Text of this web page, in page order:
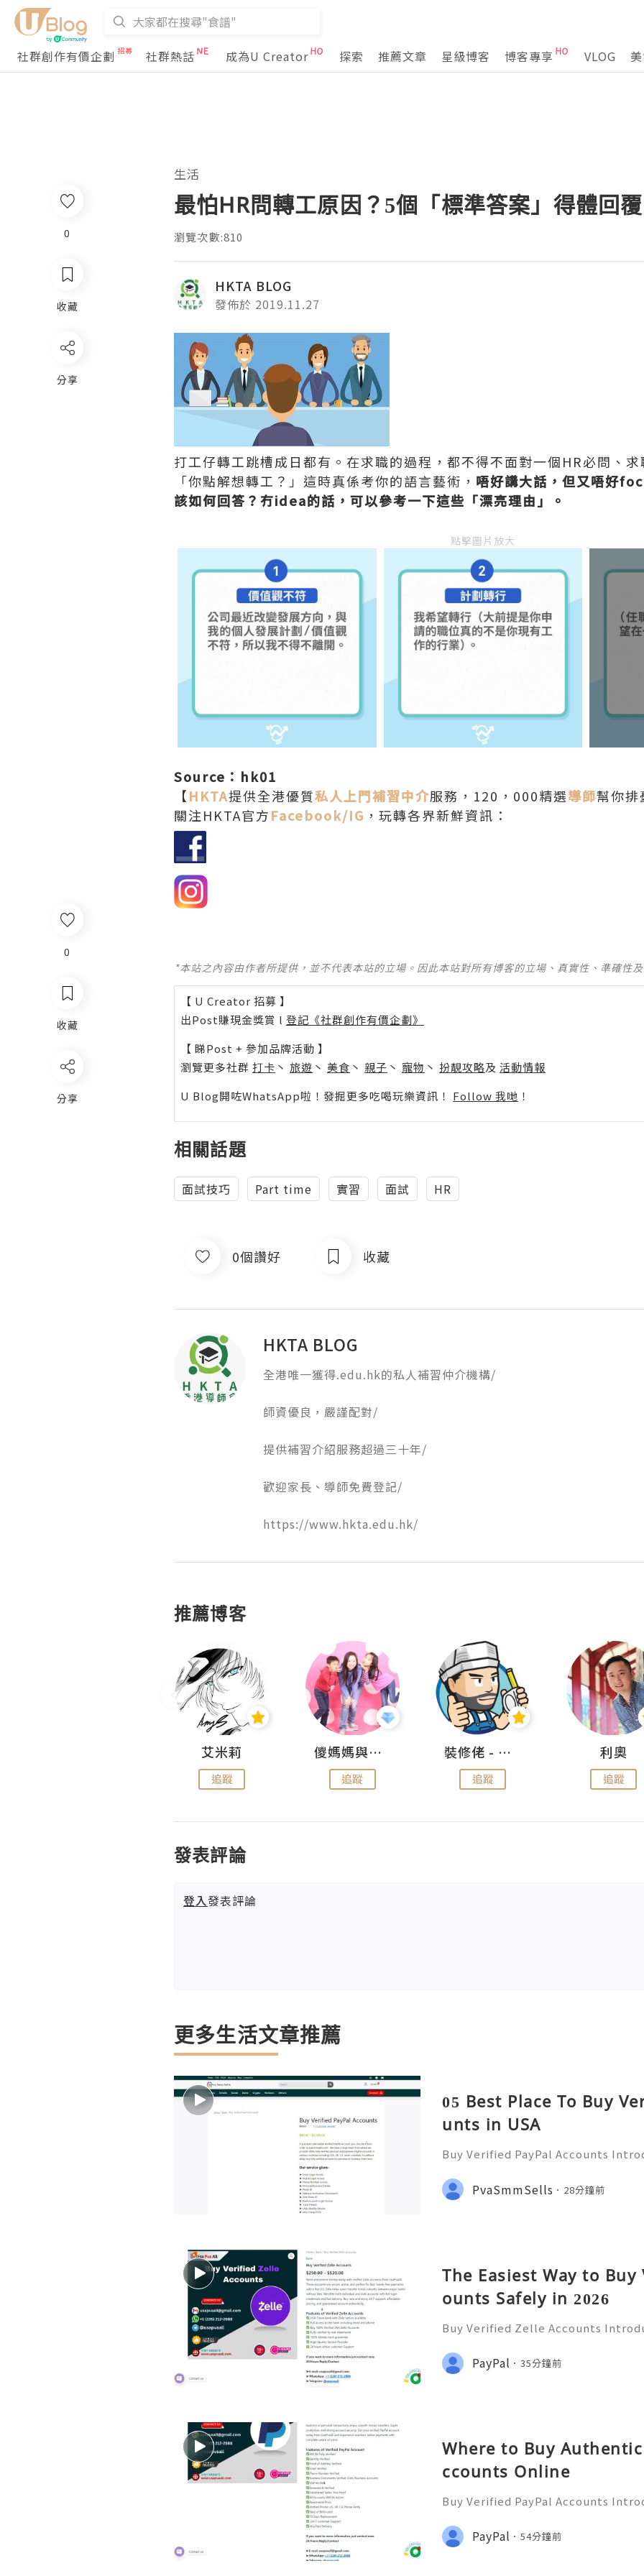
社群創作有價企劃 社群熱話 成為U Creator 探索 推薦文章 星級博客 博客專享 VLOG
0
收藏
分享
生活
最怕HR問轉工原因？5個「標準答案」得體回覆
瀏覽次數:810
HKTA BLOG
發佈於 2019.11.27
打工仔轉工跳槽成日都有。在求職的過程，都不得不面對一個HR必問、
「你點解想轉工？」這時真係考你的語言藝術， 唔好講大話，但又唔好
該如何回答？冇idea的話，可以參考一下這些「漂亮理由」。
點擊圖片放大
Source：hk01
【HKTA提供全港優質私人上門補習中介服務，120，000精選導師幫你排
關注HKTA官方Facebook/IG ，玩轉各界新鮮資訊：
*本站之內容由作者所提供，並不代表本站的立場。因此本站對所有博客的立場、真實性、準確性
【 U Creator 招募 】
出Post賺現金獎賞 l 登記《社群創作有價企劃》
【 睇Post + 參加品牌活動 】
瀏覽更多社群 打卡 丶 旅遊 丶 美食 丶 親子 丶 寵物 丶 扮靚攻略及 活動情報
U Blog開咗WhatsApp啦！發掘更多吃喝玩樂資訊！ Follow 我哋 ！
相關話題
面試技巧 Part time 實習 面試 HR
0個讚好 收藏
HKTA BLOG
全港唯一獲得.edu.hk的私人補習仲介機構/ ﻿
師資優良，嚴謹配對/
提供補習介紹服務超過三十年/
歡迎家長、導師免費登記/
https://www.hkta.edu.hk/
推薦博客
艾米莉
追蹤
儍媽媽與兩隻小魔怪之家
追蹤
裝修佬 - 香港一站式網上裝修平台
追蹤
利奧
追蹤
發表評論
登入發表評論
更多生活文章推薦
05 Best Place To Buy
unts in USA
Buy Verified PayPal Accounts
g convenience and security for
u're shopping, selling,
PvaSmmSells 28分鐘前
The Easiest Way to
ounts Safely in 2026
Buy Verified Zelle Accounts
ways to transfer money has
a popular payment ser
PayPal 35分鐘前
Where to Buy
ccounts Online
Buy Verified PayPal Accounts
n than ever. PayPal stands out as
ms for sending and recei
PayPal 54分鐘前
0
收藏
分享